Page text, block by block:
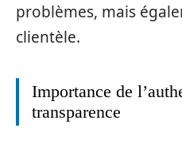
problèmes, mais
clientèle.
Importance de
transparence